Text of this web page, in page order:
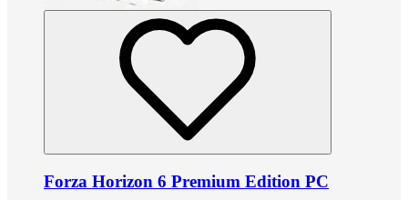
Forza Horizon 6 Premium Edition PC